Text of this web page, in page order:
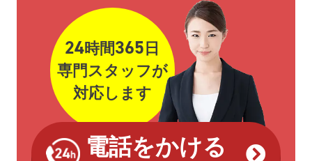
電話をかける
24時間365 日
専門スタッフが
対応します